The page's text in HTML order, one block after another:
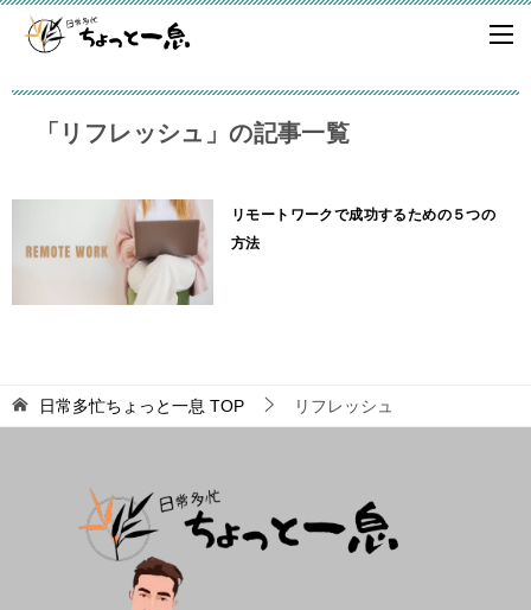
「リフレッシュ」の記事一覧
リモートワークで成功するための５つの
方法
日常多忙ちょっと一息 TOP リフレッシュ